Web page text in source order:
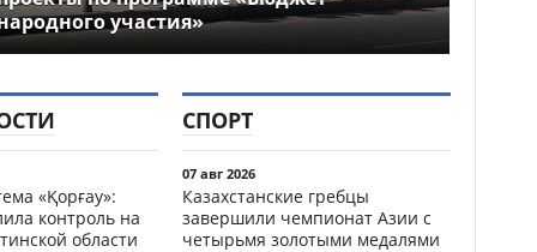
участия»
«Қорғау»:
контроль на
области
СПОРТ
07 авг 2026
Казахстанские гребцы
завершили чемпионат Азии с
четырьмя золотыми медалями